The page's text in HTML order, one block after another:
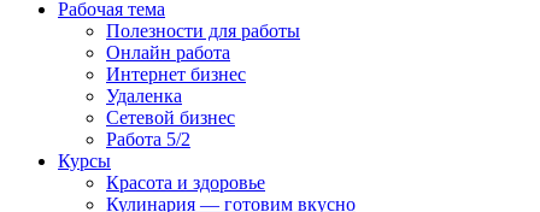
Рабочая тема
Полезности для работы
Онлайн работа
Интернет бизнес
Удаленка
Сетевой бизнес
Работа 5/2
Курсы
Красота и здоровье
Кулинария — готовим вкусно